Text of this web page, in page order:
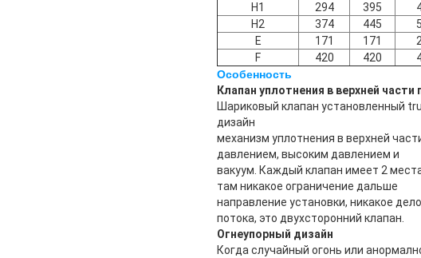
H1
294 395
H2
374 445
E
171 171
F
420 420
Особенность
Клапан уплотнения в верхней
Шариковый клапан установленный
дизайн
механизм уплотнения в верхней
давлением, высоким давлением и
вакуум. Каждый клапан имеет 2
там никакое ограничение дальше
направление установки, никакое
потока, это двухсторонний клапан.
Огнеупорный дизайн
Когда случайный огонь или